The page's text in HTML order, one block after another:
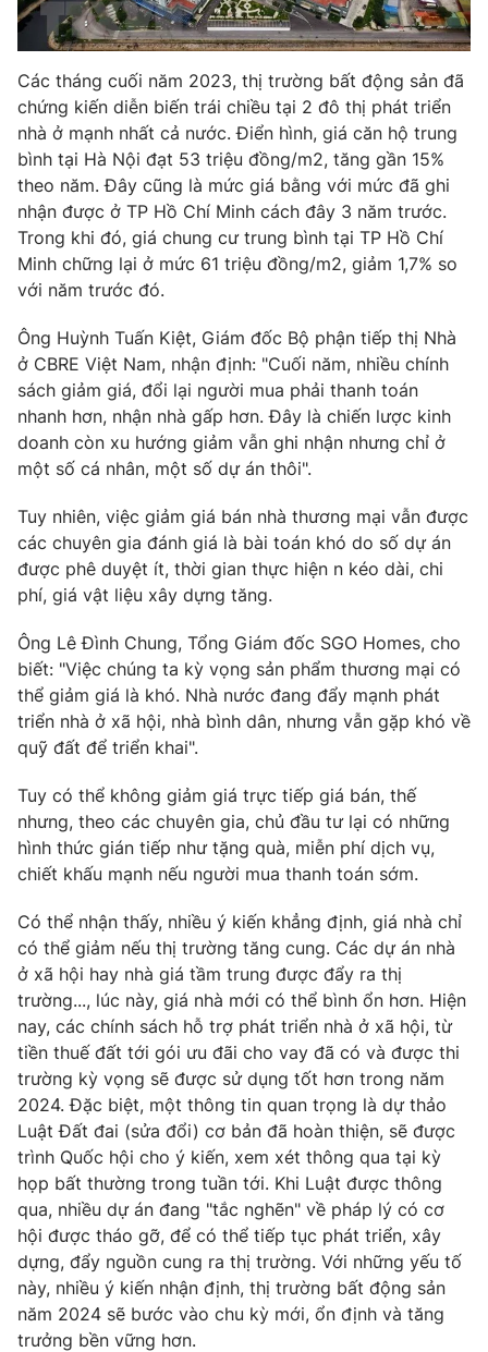
Các tháng cuối năm 2023, thị trường bất động sản đã
chứng kiến diễn biến trái chiều tại 2 đô thị phát triển
nhà ở mạnh nhất cả nước. Điển hình, giá căn hộ trung
bình tại Hà Nội đạt 53 triệu đồng/m2, tăng gần 15%
theo năm. Đây cũng là mức giá bằng với mức đã ghi
nhận được ở TP Hồ Chí Minh cách đây 3 năm trước.
Trong khi đó, giá chung cư trung bình tại TP Hồ Chí
Minh chững lại ở mức 61 triệu đồng/m2, giảm 1,7% so
với năm trước đó.
Ông Huỳnh Tuấn Kiệt, Giám đốc Bộ phận tiếp thị Nhà
ở CBRE Việt Nam, nhận định: "Cuối năm, nhiều chính
sách giảm giá, đổi lại người mua phải thanh toán
nhanh hơn, nhận nhà gấp hơn. Đây là chiến lược kinh
doanh còn xu hướng giảm vẫn ghi nhận nhưng chỉ ở
một số cá nhân, một số dự án thôi".
Tuy nhiên, việc giảm giá bán nhà thương mại vẫn được
các chuyên gia đánh giá là bài toán khó do số dự án
được phê duyệt ít, thời gian thực hiện n kéo dài, chi
phí, giá vật liệu xây dựng tăng.
Ông Lê Đình Chung, Tổng Giám đốc SGO Homes, cho
biết: "Việc chúng ta kỳ vọng sản phẩm thương mại có
thể giảm giá là khó. Nhà nước đang đẩy mạnh phát
triển nhà ở xã hội, nhà bình dân, nhưng vẫn gặp khó về
quỹ đất để triển khai".
Tuy có thể không giảm giá trực tiếp giá bán, thế
nhưng, theo các chuyên gia, chủ đầu tư lại có những
hình thức gián tiếp như tặng quà, miễn phí dịch vụ,
chiết khấu mạnh nếu người mua thanh toán sớm.
Có thể nhận thấy, nhiều ý kiến khẳng định, giá nhà chỉ
có thể giảm nếu thị trường tăng cung. Các dự án nhà
ở xã hội hay nhà giá tầm trung được đẩy ra thị
trường..., lúc này, giá nhà mới có thể bình ổn hơn. Hiện
nay, các chính sách hỗ trợ phát triển nhà ở xã hội, từ
tiền thuế đất tới gói ưu đãi cho vay đã có và được thi
trường kỳ vọng sẽ được sử dụng tốt hơn trong năm
2024. Đặc biệt, một thông tin quan trọng là dự thảo
Luật Đất đai (sửa đổi) cơ bản đã hoàn thiện, sẽ được
trình Quốc hội cho ý kiến, xem xét thông qua tại kỳ
họp bất thường trong tuần tới. Khi Luật được thông
qua, nhiều dự án đang "tắc nghẽn" về pháp lý có cơ
hội được tháo gỡ, để có thể tiếp tục phát triển, xây
dựng, đẩy nguồn cung ra thị trường. Với những yếu tố
này, nhiều ý kiến nhận định, thị trường bất động sản
năm 2024 sẽ bước vào chu kỳ mới, ổn định và tăng
trưởng bền vững hơn.